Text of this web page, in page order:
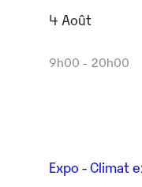
4 Août
9h00 - 20h00
Expo - Climat